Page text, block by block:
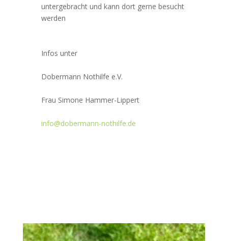
untergebracht und kann dort gerne besucht
werden
Infos unter
Dobermann Nothilfe e.V.
Frau Simone Hammer-Lippert
info@dobermann-nothilfe.de